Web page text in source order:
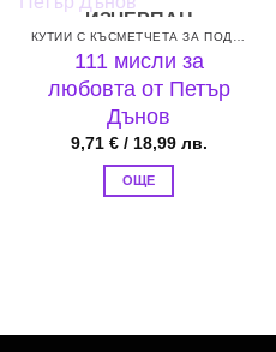
wishlist
ИЗЧЕРПАН
111 мисли за
любовта от Петър
Дънов
9,71 €/ 18,99 лв.
ОЩЕ